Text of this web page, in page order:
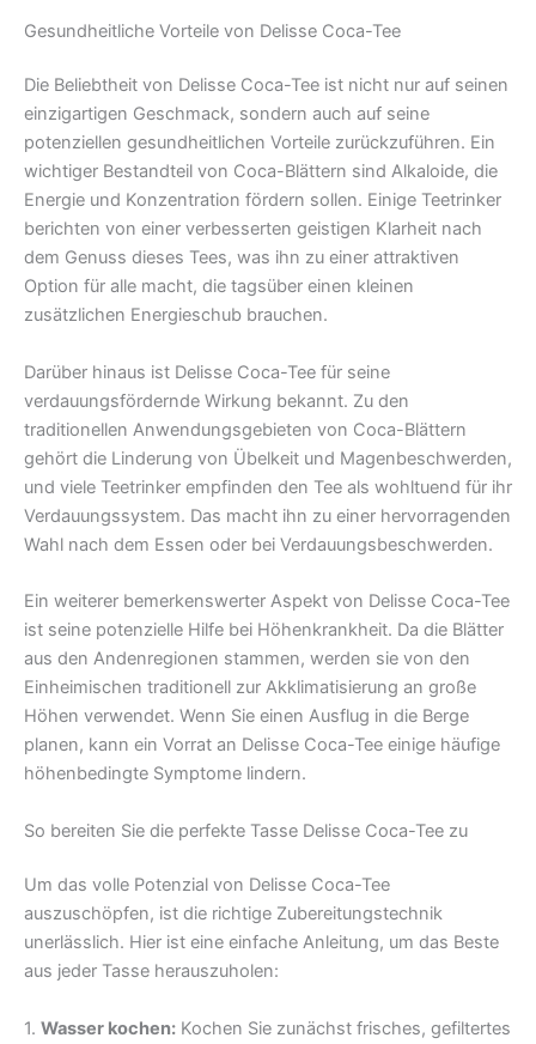
Gesundheitliche Vorteile von Delisse Coca-Tee
Die Beliebtheit von Delisse Coca-Tee ist nicht nur auf seinen
einzigartigen Geschmack, sondern auch auf seine
potenziellen gesundheitlichen Vorteile zurückzuführen. Ein
wichtiger Bestandteil von Coca-Blättern sind Alkaloide, die
Energie und Konzentration fördern sollen. Einige Teetrinker
berichten von einer verbesserten geistigen Klarheit nach
dem Genuss dieses Tees, was ihn zu einer attraktiven
Option für alle macht, die tagsüber einen kleinen
zusätzlichen Energieschub brauchen.
Darüber hinaus ist Delisse Coca-Tee für seine
verdauungsfördernde Wirkung bekannt. Zu den
traditionellen Anwendungsgebieten von Coca-Blättern
gehört die Linderung von Übelkeit und Magenbeschwerden,
und viele Teetrinker empfinden den Tee als wohltuend für ihr
Verdauungssystem. Das macht ihn zu einer hervorragenden
Wahl nach dem Essen oder bei Verdauungsbeschwerden.
Ein weiterer bemerkenswerter Aspekt von Delisse Coca-Tee
ist seine potenzielle Hilfe bei Höhenkrankheit. Da die Blätter
aus den Andenregionen stammen, werden sie von den
Einheimischen traditionell zur Akklimatisierung an große
Höhen verwendet. Wenn Sie einen Ausflug in die Berge
planen, kann ein Vorrat an Delisse Coca-Tee einige häufige
höhenbedingte Symptome lindern.
So bereiten Sie die perfekte Tasse Delisse Coca-Tee zu
Um das volle Potenzial von Delisse Coca-Tee
auszuschöpfen, ist die richtige Zubereitungstechnik
unerlässlich. Hier ist eine einfache Anleitung, um das Beste
aus jeder Tasse herauszuholen:
1. Wasser kochen: Kochen Sie zunächst frisches, gefiltertes